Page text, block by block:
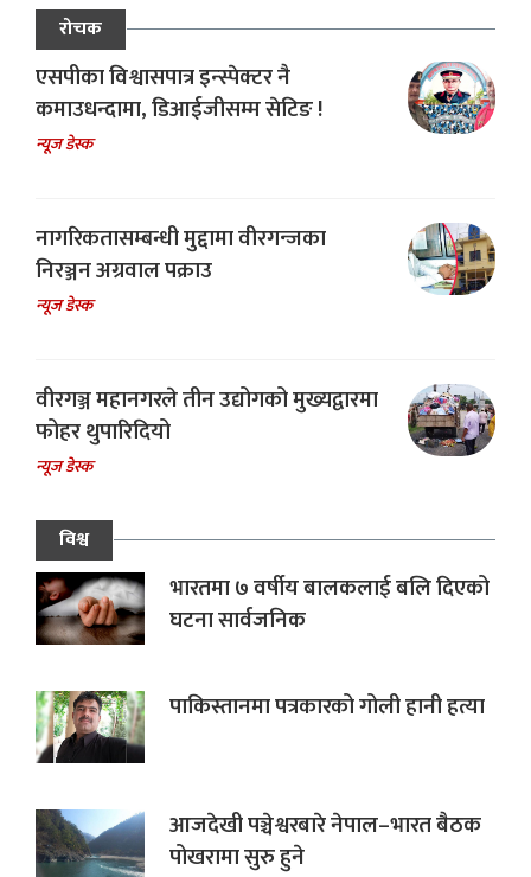
रोचक
एसपीका विश्वासपात्र इन्स्पेक्टर नै
कमाउधन्दामा, डिआईजीसम्म सेटिङ !
न्यूज डेस्क
नागरिकतासम्बन्धी मुद्दामा वीरगन्जका
निरञ्जन अग्रवाल पक्राउ
न्यूज डेस्क
वीरगञ्ज महानगरले तीन उद्योगको मुख्यद्वारमा
फोहर थुपारिदियो
न्यूज डेस्क
विश्व
भारतमा ७ वर्षीय बालकलाई बलि दिएको
घटना सार्वजनिक
पाकिस्तानमा पत्रकारको गोली हानी हत्या
आजदेखी पञ्चेश्वरबारे नेपाल–भारत बैठक
पोखरामा सुरु हुने